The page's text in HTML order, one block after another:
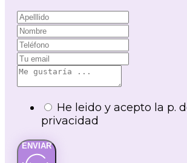
He leido y acepto la p.
privacidad
ENVIAR